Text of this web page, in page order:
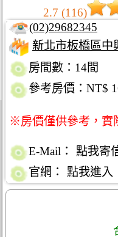
2.7 (116)
(02)29682345
新北市板橋區中
房間數：14間
參考房價：NT$
※房價僅供參考，實
E-Mail：
點我寄
官網：
點我進入